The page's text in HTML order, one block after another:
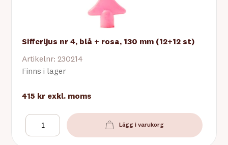
Sifferljus nr 4, blå + rosa, 130 mm (12+12 st)
Artikelnr: 230214
Finns i lager
415 kr exkl. moms
Lägg i varukorg